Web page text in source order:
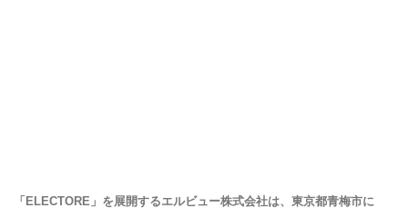
「ELECTORE」を展開するエルビュー株式会社は、東京都青梅市に